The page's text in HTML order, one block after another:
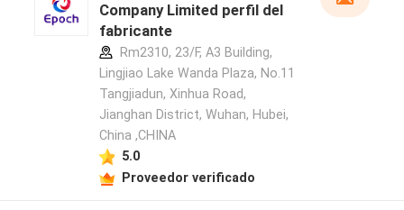
Company Limited perfil del
fabricante
Rm2310, 23/F, A3 Building,
Lingjiao Lake Wanda Plaza, No.11
Tangjiadun, Xinhua Road,
Jianghan District, Wuhan, Hubei,
China ,CHINA
5.0
Proveedor verificado